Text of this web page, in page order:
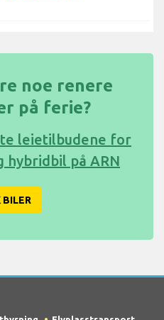
noe renere
på ferie?
leietilbudene for
hybridbil på ARN